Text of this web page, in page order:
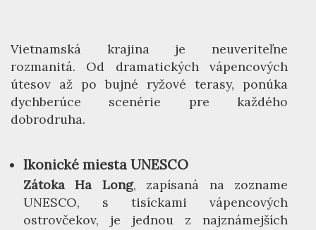
Vietnamská krajina je neuveriteľne
rozmanitá. Od dramatických vápencových
útesov až po bujné ryžové terasy, ponúka
dychberúce scenérie pre každého
dobrodruha.
Ikonické miesta UNESCO
Zátoka Ha Long, zapísaná na zozname
UNESCO, s tisíckami vápencových
ostrovčekov, je jednou z najznámejších